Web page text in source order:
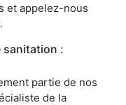
et appelez-nous
sanitation :
partie de nos
de la